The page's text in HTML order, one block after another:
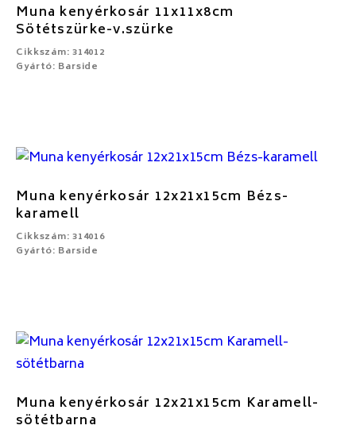
Muna kenyérkosár 11x11x8cm
Sötétszürke-v.szürke
Cikkszám: 314012
Gyártó: Barside
Muna kenyérkosár 12x21x15cm Bézs-
karamell
Cikkszám: 314016
Gyártó: Barside
Muna kenyérkosár 12x21x15cm Karamell-
sötétbarna